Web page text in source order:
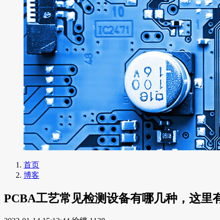
首页
博客
PCBA工艺常见检测设备有哪几种，这里